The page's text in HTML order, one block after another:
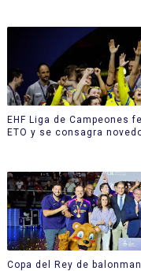
EHF Liga de Campeones
ETO y se consagra
Copa del Rey de